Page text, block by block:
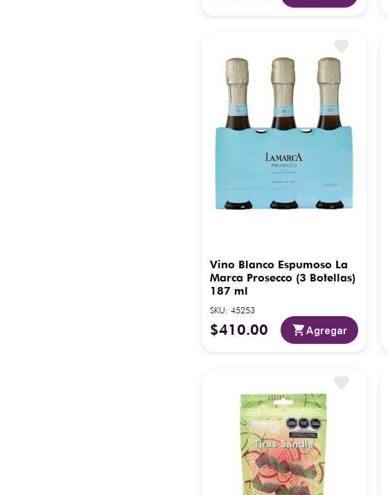
Vino Blanco Espumoso La
Marca Prosecco (3 Botellas)
187 ml
SKU:45253
$410.00 Agregar